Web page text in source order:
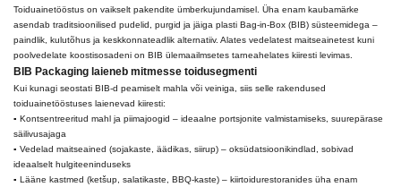
Toiduainetööstus on vaikselt pakendite ümberkujundamisel. Üha enam kaubamärke
asendab traditsioonilised pudelid, purgid ja jäiga plasti Bag-in-Box (BIB) süsteemidega –
paindlik, kulutõhus ja keskkonnateadlik alternatiiv. Alates vedelatest maitseainetest kuni
poolvedelate koostisosadeni on BIB ülemaailmsetes tarneahelates kiiresti levimas.
BIB Packaging laieneb mitmesse toidusegmenti
Kui kunagi seostati BIB-d peamiselt mahla või veiniga, siis selle rakendused
toiduainetööstuses laienevad kiiresti:
▪ Kontsentreeritud mahl ja piimajoogid – ideaalne portsjonite valmistamiseks, suurepärase
säilivusajaga
▪ Vedelad maitseained (sojakaste, äädikas, siirup) – oksüdatsioonikindlad, sobivad
ideaalselt hulgiteeninduseks
▪ Lääne kastmed (ketšup, salatikaste, BBQ-kaste) – kiirtoidurestoranides üha enam